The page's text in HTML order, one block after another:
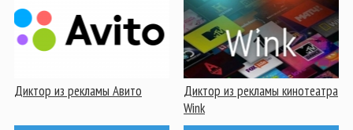
Диктор из рекламы Авито
Диктор из рекламы кинотеатра
Wink